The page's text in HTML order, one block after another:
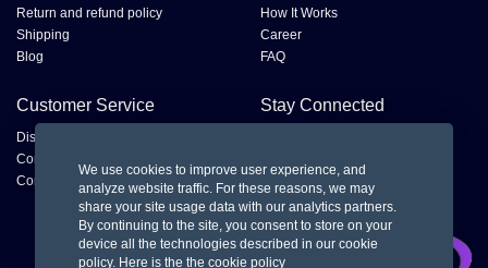
Return and refund policy
Shipping
Blog
How It Works
Career
FAQ
Customer Service
Disputes
Contact Seller
Contact us
Stay Connected
We use cookies to improve user experience, and
analyze website traffic. For these reasons, we may
share your site usage data with our analytics partners.
By continuing to the site, you consent to store on your
device all the technologies described in our cookie
policy. Here is the the cookie policy